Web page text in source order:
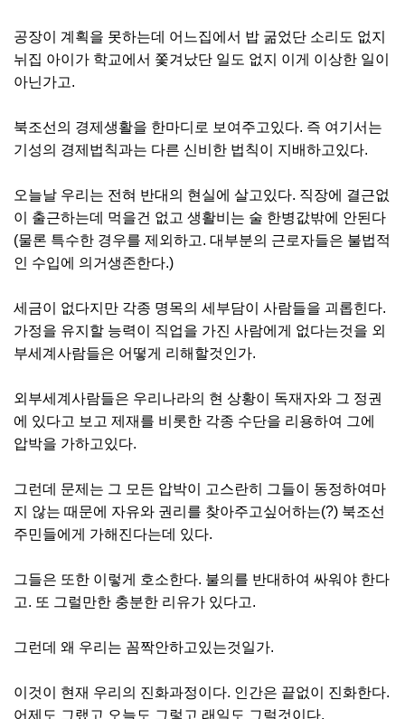
공장이 계획을 못하는데 어느집에서 밥 굶었단 소리도 없지
뉘집 아이가 학교에서 쫓겨났단 일도 없지 이게 이상한 일이
아닌가고.
북조선의 경제생활을 한마디로 보여주고있다. 즉 여기서는
기성의 경제법칙과는 다른 신비한 법칙이 지배하고있다.
오늘날 우리는 전혀 반대의 현실에 살고있다. 직장에 결근없
이 출근하는데 먹을건 없고 생활비는 술 한병값밖에 안된다
(물론 특수한 경우를 제외하고. 대부분의 근로자들은 불법적
인 수입에 의거생존한다.)
세금이 없다지만 각종 명목의 세부담이 사람들을 괴롭힌다.
가정을 유지할 능력이 직업을 가진 사람에게 없다는것을 외
부세계사람들은 어떻게 리해할것인가.
외부세계사람들은 우리나라의 현 상황이 독재자와 그 정권
에 있다고 보고 제재를 비롯한 각종 수단을 리용하여 그에
압박을 가하고있다.
그런데 문제는 그 모든 압박이 고스란히 그들이 동정하여마
지 않는 때문에 자유와 권리를 찾아주고싶어하는(?) 북조선
주민들에게 가해진다는데 있다.
그들은 또한 이렇게 호소한다. 불의를 반대하여 싸워야 한다
고. 또 그럴만한 충분한 리유가 있다고.
그런데 왜 우리는 꼼짝안하고있는것일가.
이것이 현재 우리의 진화과정이다. 인간은 끝없이 진화한다.
어제도 그랬고 오늘도 그렇고 래일도 그럴것이다.